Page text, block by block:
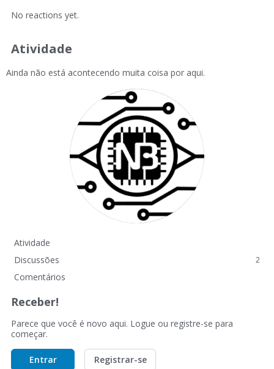
No reactions yet.
Atividade
Ainda não está acontecendo muita coisa por aqui.
Atividade
Discussões
2
Comentários
Receber!
Parece que você é novo aqui. Logue ou registre-se para
começar.
Entrar Registrar-se